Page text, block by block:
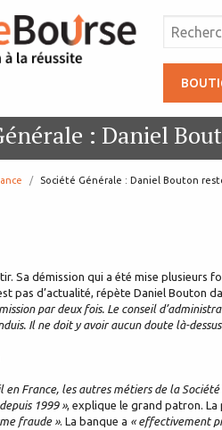
: Daniel
page:
Société Générale : Daniel Bouton
Sa démission qui a été mise plusieurs
pas d’actualité, répète Daniel Bouton
par deux fois. Le conseil
Il ne doit y avoir aucun doute là-dessus
en France, les autres métiers de la
1999 », explique le grand patron. La
fraude ». La banque a « effectivement